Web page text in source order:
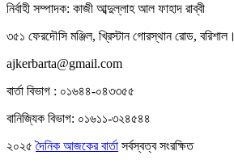
নির্বাহী সম্পাদক: কাজী আব্দুল্লাহ আল ফাহাদ রাব্বী
৩৫১ ফেরদৌসি মঞ্জিল, খ্রিস্টান গোরস্থান রোড, বরিশাল।
ajkerbarta@gmail.com
বার্তা বিভাগ : ০১৬৪৪-০৪৩৩৫৫
বানিজ্যিক বিভাগ: ০১৬১১-৩২৪৫৪৪
২০২৫দৈনিক আজকের বার্তা সর্বস্বত্ব সংরক্ষিত